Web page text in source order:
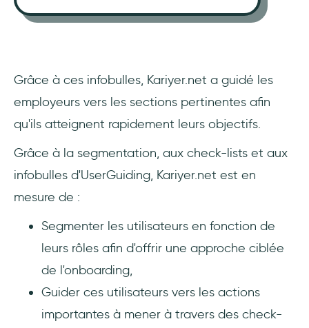
Grâce à ces infobulles, Kariyer.net a guidé les
employeurs vers les sections pertinentes afin
qu'ils atteignent rapidement leurs objectifs.
Grâce à la segmentation, aux check-lists et aux
infobulles d'UserGuiding, Kariyer.net est en
mesure de :
Segmenter les utilisateurs en fonction de
leurs rôles afin d'offrir une approche ciblée
de l'onboarding,
Guider ces utilisateurs vers les actions
importantes à mener à travers des check-